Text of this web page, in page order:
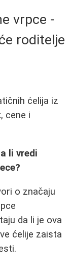
vrpce -
roditelje
ćelija iz
cene i
li vredi
o značaju
da li je ova
ćelije zaista